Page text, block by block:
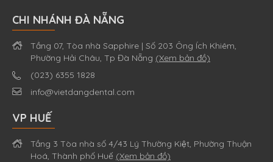
CHI NHÁNH ĐÀ NẴNG
Tầng 07, Tòa nhà Sapphire | Số 203 Ông Ích Khiêm,
Phường Hải Châu, Tp Đà Nẵng (Xem bản đồ)
(023) 6355 1828
info@vietdangdental.com
VP HUẾ
Tầng 3 Tòa nhà số 4/43 Lý Thường Kiệt, Phường Thuận
Hoá, Thành phố Huế (Xem bản đồ)